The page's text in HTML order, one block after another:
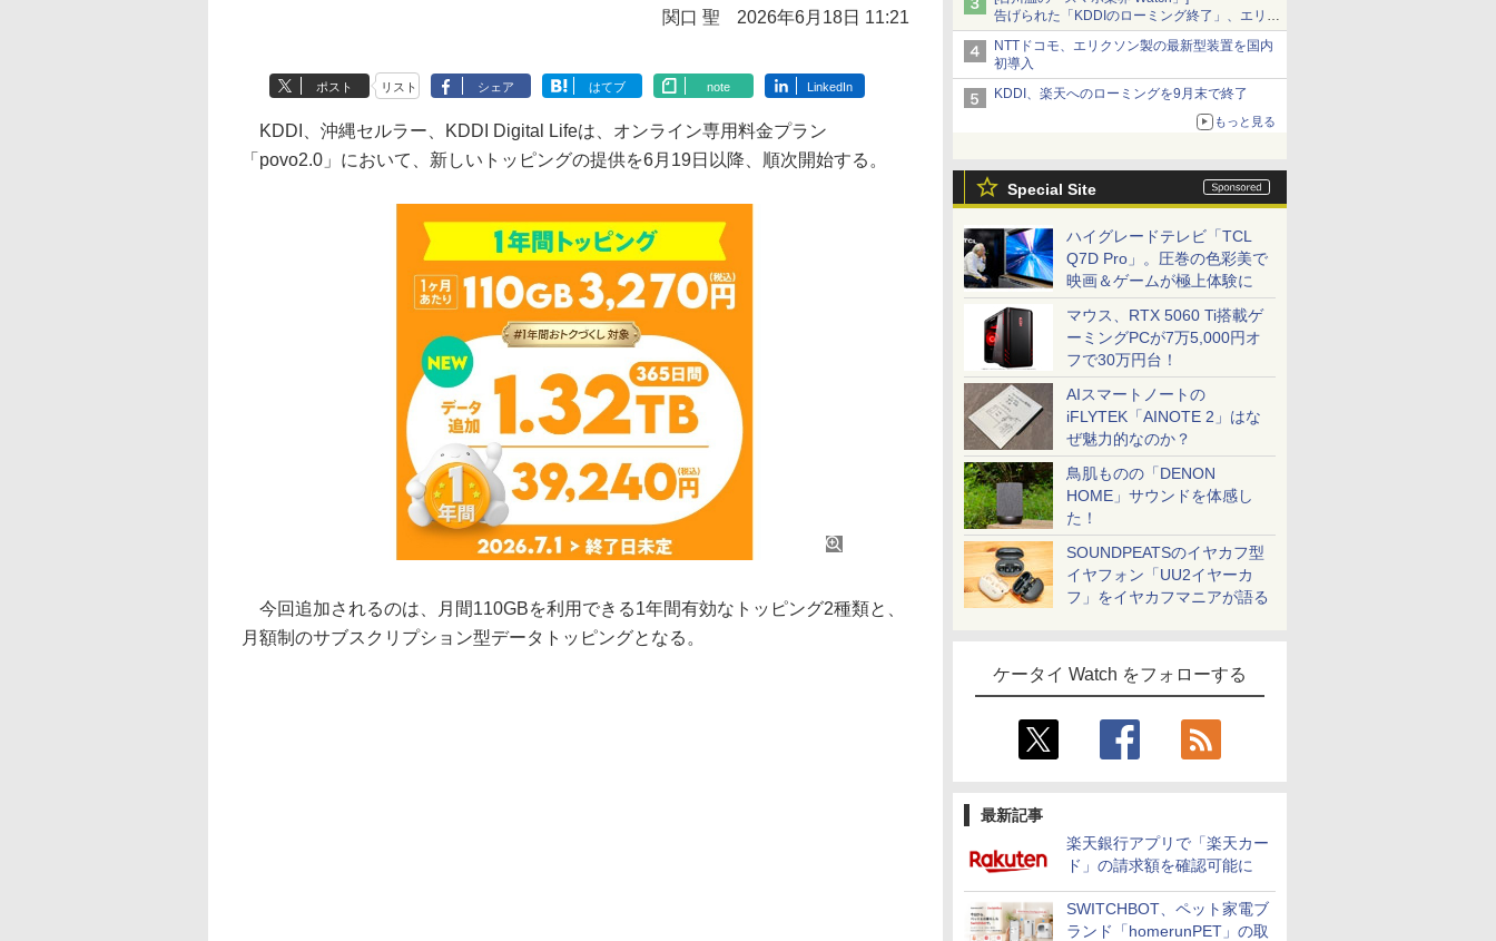
告げられた「KDDIのローミング終了」、エリア
マップの落とし穴と楽天モバイルの課題
NTTドコモ、エリクソン製の最新型装置を国内
初導入
KDDI、楽天へのローミングを9月末で終了
もっと見る
Special Site
ハイグレードテレビ「TCL
Q7D Pro」。圧巻の色彩美で
映画＆ゲームが極上体験に
マウス、RTX 5060 Ti搭載ゲ
ーミングPCが7万5,000円オ
フで30万円台！
AIスマートノートの
iFLYTEK「AINOTE 2」はな
ぜ魅力的なのか？
鳥肌ものの「DENON
HOME」サウンドを体感し
た！
SOUNDPEATSのイヤカフ型
イヤフォン「UU2イヤーカ
フ」をイヤカフマニアが語る
ケータイ Watch をフォローする
最新記事
楽天銀行アプリで「楽天カー
ド」の請求額を確認可能に
SWITCHBOT、ペット家電ブ
ランド「homerunPET」の取
関口 聖 2026年6月18日 11:21
ポスト リスト シェア はてブ note LinkedIn
KDDI、沖縄セルラー、KDDI Digital Lifeは、オンライン専用料金プラン
「povo2.0」において、新しいトッピングの提供を6月19日以降、順次開始する。
今回追加されるのは、月間110GBを利用できる1年間有効なトッピング2種類と、
月額制のサブスクリプション型データトッピングとなる。